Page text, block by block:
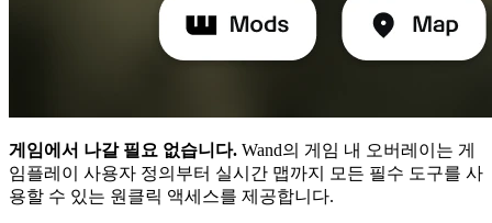
게임에서 나갈 필요 없습니다. Wand의 게임 내 오버레이는 게
임플레이 사용자 정의부터 실시간 맵까지 모든 필수 도구를 사
용할 수 있는 원클릭 액세스를 제공합니다.